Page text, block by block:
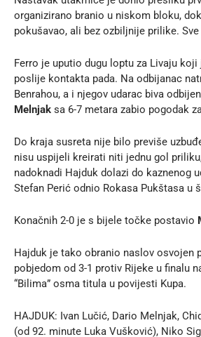
organizirano branio u niskom bloku,
pokušavao, ali bez ozbiljnije prilike.
Ferro je uputio dugu loptu za Livaju
poslije kontakta pada. Na odbijanac
Benrahou, a i njegov udarac biva
Melnjak sa 6-7 metara zabio pogodak
Do kraja susreta nije bilo previše
nisu uspijeli kreirati niti jednu gol
nadoknadi Hajduk dolazi do kaznenog
Stefan Perić odnio Rokasa Pukštasa u
Konačnih 2-0 je s bijele točke postavio
Hajduk je tako obranio naslov osvojen
pobjedom od 3-1 protiv Rijeke u finalu
“Bilima” osma titula u povijesti Kupa.
HAJDUK: Ivan Lučić, Dario Melnjak,
(od 92. minute Luka Vušković), Niko